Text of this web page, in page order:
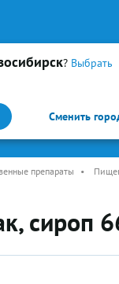
? Выбрать
Сменить
Простуда и
препараты •
сироп